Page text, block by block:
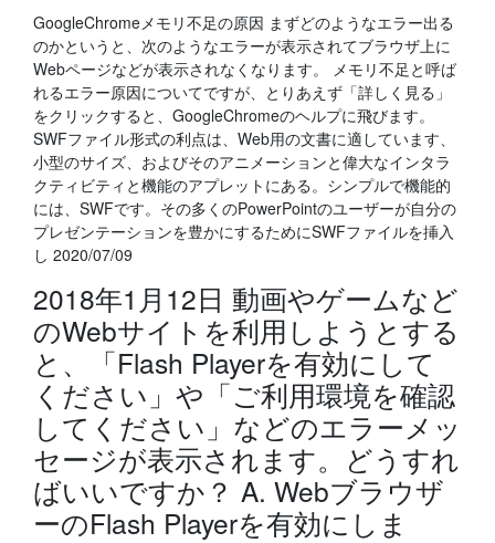
GoogleChromeメモリ不足の原因 まずどのようなエラー出る
のかというと、次のようなエラーが表示されてブラウザ上に
Webページなどが表示されなくなります。 メモリ不足と呼ば
れるエラー原因についてですが、とりあえず「詳しく見る」
をクリックすると、GoogleChromeのヘルプに飛びます。
SWFファイル形式の利点は、Web用の文書に適しています、
小型のサイズ、およびそのアニメーションと偉大なインタラ
クティビティと機能のアプレットにある。シンプルで機能的
には、SWFです。その多くのPowerPointのユーザーが自分の
プレゼンテーションを豊かにするためにSWFファイルを挿入
し 2020/07/09
2018年1月12日 動画やゲームなど
のWebサイトを利用しようとする
と、「Flash Playerを有効にして
ください」や「ご利用環境を確認
してください」などのエラーメッ
セージが表示されます。どうすれ
ばいいですか？ A. Webブラウザ
ーのFlash Playerを有効にしま